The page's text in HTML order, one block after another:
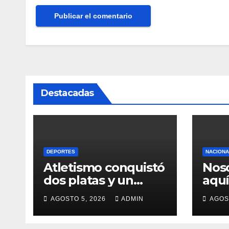
Destacadas
DEPORTES
Atletismo conquistó
dos platas y un
bronce
AGOSTO 5, 2026 ADMIN